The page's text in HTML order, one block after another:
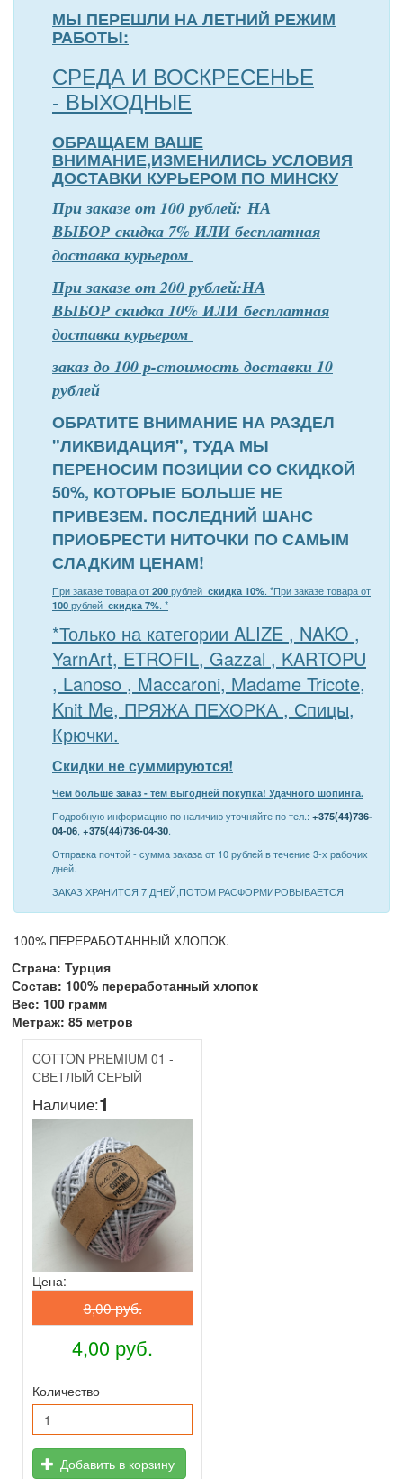
МЫ ПЕРЕШЛИ НА ЛЕТНИЙ РЕЖИМ
РАБОТЫ:
СРЕДА И ВОСКРЕСЕНЬЕ
- ВЫХОДНЫЕ
ОБРАЩАЕМ ВАШЕ
ВНИМАНИЕ,ИЗМЕНИЛИСЬ УСЛОВИЯ
ДОСТАВКИ КУРЬЕРОМ ПО МИНСКУ
При заказе от 100 рублей: НА
ВЫБОР скидка 7% ИЛИ бесплатная
доставка курьером
При заказе от 200 рублей:НА
ВЫБОР скидка 10% ИЛИ бесплатная
доставка курьером
заказ до 100 р-стоимость доставки 10
рублей
ОБРАТИТЕ ВНИМАНИЕ НА РАЗДЕЛ
"ЛИКВИДАЦИЯ", ТУДА МЫ
ПЕРЕНОСИМ ПОЗИЦИИ СО СКИДКОЙ
50%, КОТОРЫЕ БОЛЬШЕ НЕ
ПРИВЕЗЕМ. ПОСЛЕДНИЙ ШАНС
ПРИОБРЕСТИ НИТОЧКИ ПО САМЫМ
СЛАДКИМ ЦЕНАМ!
При заказе товара от200рублей скидка 10%. *При заказе товара от
100рублей скидка 7%. *
*Только на категории ALIZE , NAKO ,
YarnArt, ETROFIL, Gazzal , KARTOPU
, Lanoso , Maccaroni, Madame Tricote,
Knit Me, ПРЯЖА ПЕХОРКА , Спицы,
Крючки.
Скидки не суммируются!
Чем больше заказ - тем выгодней покупка! Удачного шопинга.
Подробную информацию по наличию уточняйте по тел.: +375(44)736-
04-06, +375(44)736-04-30.
Отправка почтой - сумма заказа от 10 рублей в течение 3-х рабочих
дней.
ЗАКАЗ ХРАНИТСЯ 7 ДНЕЙ,ПОТОМ РАСФОРМИРОВЫВАЕТСЯ
100% ПЕРЕРАБОТАННЫЙ ХЛОПОК.
Страна: Турция
Состав: 100% переработанный хлопок
Вес: 100 грамм
Метраж: 85 метров
COTTON PREMIUM 01 -
СВЕТЛЫЙ СЕРЫЙ
Наличие:1
Цена:
8,00 руб.
4,00 руб.
Количество
Добавить в корзину